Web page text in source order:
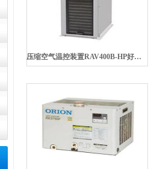
压缩空气温控装置RAV400B-HP好利旺机械ORION